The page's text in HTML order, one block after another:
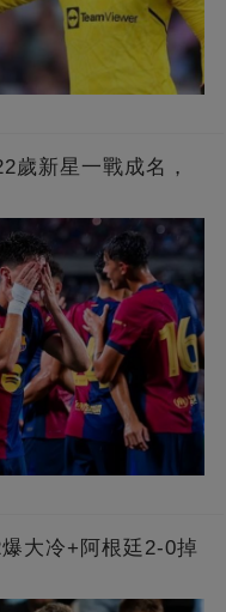
歲新星一戰成名，
大冷+阿根廷2-0掉